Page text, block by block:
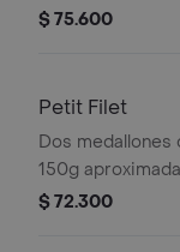
$ 75.600
Petit Filet
Dos medallones
150g
dos
$ 72.300